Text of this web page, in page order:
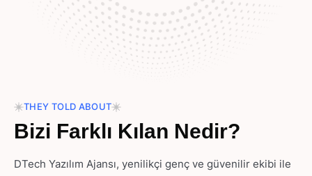
THEY TOLD ABOUT
Bizi Farklı Kılan Nedir?
DTech Yazılım Ajansı, yenilikçi genç ve güvenilir ekibi ile